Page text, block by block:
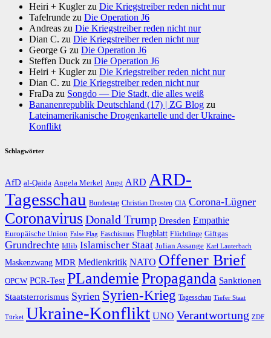
Heiri + Kuglerzu Die Kriegstreiber reden nicht nur
Tafelrunde zu Die Operation J6
Andreas zu Die Kriegstreiber reden nicht nur
Dian C. zu Die Kriegstreiber reden nicht nur
George G zu Die Operation J6
Steffen Duck zu Die Operation J6
Heiri + Kuglerzu Die Kriegstreiber reden nicht nur
Dian C. zu Die Kriegstreiber reden nicht nur
FraDa zu Songdo — Die Stadt, die alles weiß
Bananenrepublik Deutschland (17) | ZG Blog zu
Lateinamerikanische Drogenkartelle und der Ukraine-
Konflikt
Schlagwörter
AfD al-Qaida Angela Merkel Angst ARD ARD-
Tagesschau Bundestag Christian Drosten CIA Corona-Lügner
CoronavirusDonald Trump Dresden Empathie
Europäische Union False Flag Faschismus Flugblatt Flüchtlinge Giftgas
Grundrechte Idlib Islamischer Staat Julian Assange Karl Lauterbach
Maskenzwang MDR Medienkritik NATO Offener Brief
OPCW PCR-Test PLandemiePropaganda Sanktionen
Staatsterrorismus Syrien Syrien-Krieg Tagesschau Tiefer Staat
Türkei Ukraine-Konflikt UNO Verantwortung ZDF